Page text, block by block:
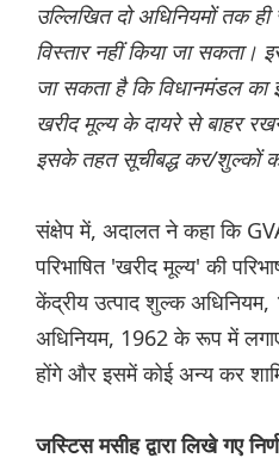
उल्लिखित दो अधिनियमों तक
विस्तार नहीं किया जा सकता।
जा सकता है कि विधानमंडल का
खरीद मूल्य के दायरे से बाहर
इसके तहत सूचीबद्ध कर/शुल्कों
संक्षेप में, अदालत ने कहा कि
परिभाषित 'खरीद मूल्य' की
केंद्रीय उत्पाद शुल्क
अधिनियम, 1962 के रूप में
होंगे और इसमें कोई अन्य कर
जस्टिस मसीह द्वारा लिखे गए